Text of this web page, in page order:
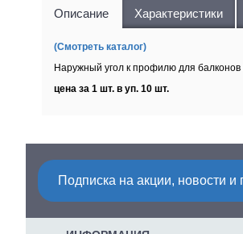
Описание Характеристики
(Смотреть каталог)
Наружный угол к профилю для
цена за 1 шт. в уп. 10 шт.
Подписка на акции, новости и